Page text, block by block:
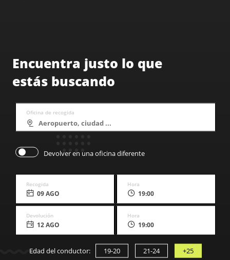
Encuentra justo lo que
estás buscando
Oficina de recogida
Devolver en una oficina diferente
Recogida
09 AGO
Hora
19:00
Devolución
12 AGO
Hora
19:00
Edad del conductor: 19-20 21-24 +25